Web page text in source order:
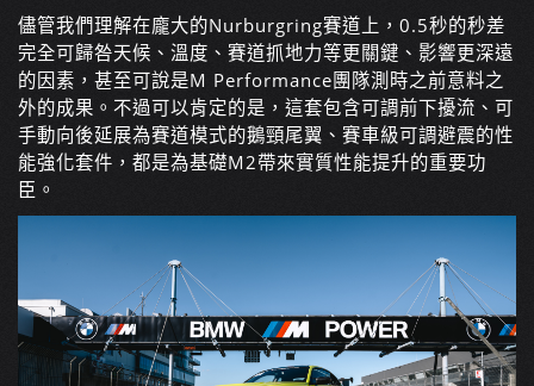
儘管我們理解在龐大的Nurburgring賽道上，0.5秒的秒差
完全可歸咎天候、溫度、賽道抓地力等更關鍵、影響更深遠
的因素，甚至可說是M Performance團隊測時之前意料之
外的成果。不過可以肯定的是，這套包含可調前下擾流、可
手動向後延展為賽道模式的鵝頸尾翼、賽車級可調避震的性
能強化套件，都是為基礎M2帶來實質性能提升的重要功
臣。